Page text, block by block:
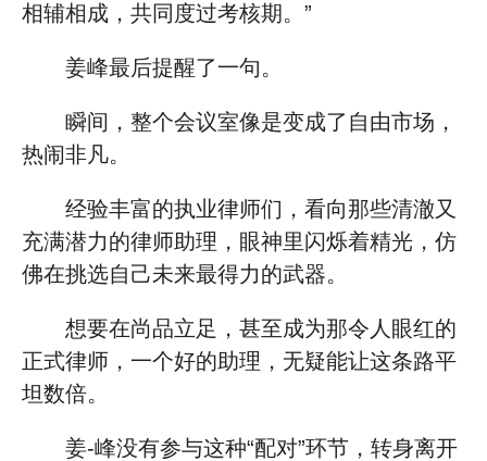
相辅相成，共同度过考核期。”
姜峰最后提醒了一句。
瞬间，整个会议室像是变成了自由市场，
热闹非凡。
经验丰富的执业律师们，看向那些清澈又
充满潜力的律师助理，眼神里闪烁着精光，仿
佛在挑选自己未来最得力的武器。
想要在尚品立足，甚至成为那令人眼红的
正式律师，一个好的助理，无疑能让这条路平
坦数倍。
姜-峰没有参与这种“配对”环节，转身离开